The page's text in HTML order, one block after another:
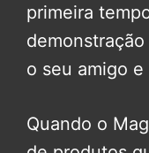
primeira
o seu amigo e
Quando o